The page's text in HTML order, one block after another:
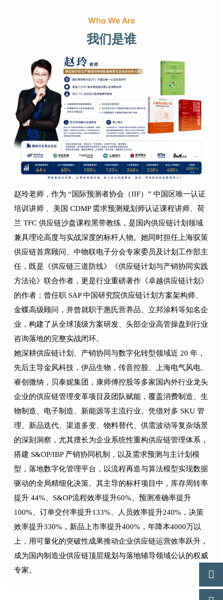
Who We Are
我们是谁
赵玲老师，作为 “国际预测者协会（IIF）” 中国区唯一认证
培训讲师 、美国 CDMP 需求预测规划师认证课程讲师、荷
兰 TFC 供应链沙盘课程黑带教练，是国内供应链计划领域
兼具理论高度与实战深度的标杆人物。她同时担任上海驭策
供应链首席顾问、中物联电子分会专家委员及计划工作部主
任，既是《供应链三道防线》《供应链计划与产销协同实践
方法论》联合作者，更是行业重磅著作《卓越供应链计划》
的作者；曾任职 SAP 中国研究院供应链计划方案架构师、
金蝶高级顾问，并曾就职于惠氏营养品、立邦涂料等知名企
业，构建了从全球顶级方案研发、头部企业高管操盘到行业
咨询落地的完整实战闭环。
她深耕供应链计划、产销协同与数字化转型领域近 20 年，
先后主导金风科技，伊品生物，传音控股、上海电气风电、
睿创微纳，贝泰妮集团，康师傅控股等多家国内外行业龙头
企业的供应链管理变革项目及团队赋能，覆盖消费制造、生
物制造、电子制造、新能源等主流行业。凭借对多 SKU 管
理、新品迭代、渠道多变、物料替代、供需波动等复杂场景
的深刻洞察，尤其擅长为企业系统性重构供应链管理体系，
搭建 S&OP/IBP 产销协同机制，以及需求预测与主计划模
型，落地数字化管理平台，以流程再造与算法模型实现数据
驱动的全局精细化决策。其主导的标杆项目中，库存周转率
提升 44%、S&OP流程效率提升60%、预测准确率提升
100%、订单交付率提升133%、人员效率提升240%，决策
效率提升330%，新品上市率提升400%，年降本4000万以
上，用可量化的突破性成果推动企业供应链运营效率跃升，
成为国内制造业供应链顶层规划与落地辅导领域公认的权威
专家。